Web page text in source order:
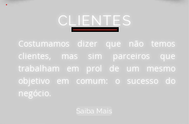
CLIENTES
Costumamos dizer que não temos
clientes, mas sim parceiros que
trabalham em prol de um mesmo
objetivo em comum: o sucesso do
negócio.
Saiba Mais